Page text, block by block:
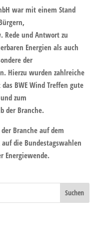
war mit einem Stand
Rede und Antwort zu
Energien als auch
der
Hierzu wurden zahlreiche
BWE Wind Treffen gute
zum
der Branche.
Branche auf dem
die Bundestagswahlen
Energiewende.